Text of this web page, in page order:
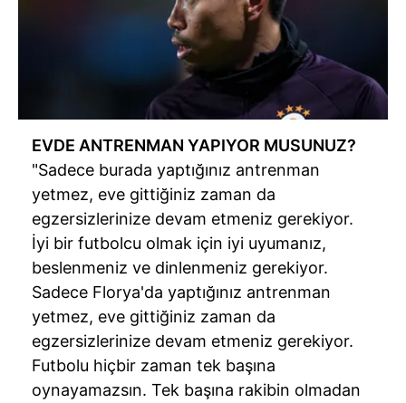
EVDE ANTRENMAN YAPIYOR MUSUNUZ?
"Sadece burada yaptığınız antrenman
yetmez, eve gittiğiniz zaman da
egzersizlerinize devam etmeniz gerekiyor.
İyi bir futbolcu olmak için iyi uyumanız,
beslenmeniz ve dinlenmeniz gerekiyor.
Sadece Florya'da yaptığınız antrenman
yetmez, eve gittiğiniz zaman da
egzersizlerinize devam etmeniz gerekiyor.
Futbolu hiçbir zaman tek başına
oynayamazsın. Tek başına rakibin olmadan